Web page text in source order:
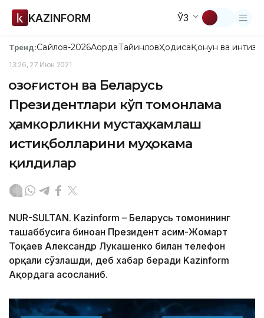
KAZINFORM ЎЗ
Тренд:Сайлов-2026АқордаТайинловҲодисаҚонун ва
13:26, 27 Июн 2021
Қозоғистон ва Беларусь
Президентлари кўп томонлама
ҳамкорликни мустаҳкамлаш
истиқболларини муҳокама
қилдилар
NUR-SULTAN. Kazinform – Беларусь томонининг
ташаббусига биноан Президент Қасим-Жомарт
Тоқаев Александр Лукашенко билан телефон
орқали сўзлашди, деб хабар беради Kazinform
Ақордага асосланиб.